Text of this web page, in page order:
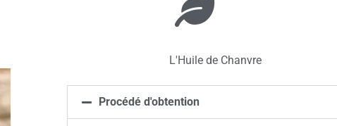
L'Huile de Chanvre
Procédé d'obtention